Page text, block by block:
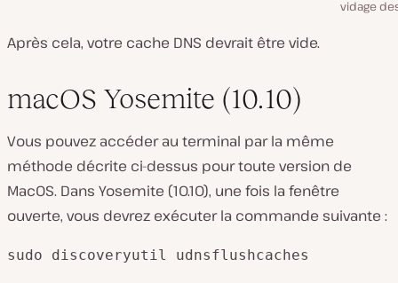
vidage
Après cela, votre cache DNS devrait être vide.
macOS Yosemite (10.10)
Vous pouvez accéder au terminal par la même
méthode décrite ci-dessus pour toute version de
MacOS. Dans Yosemite (10.10), une fois la fenêtre
ouverte, vous devrez exécuter la commande suivante :
sudo discoveryutil udnsflushcaches